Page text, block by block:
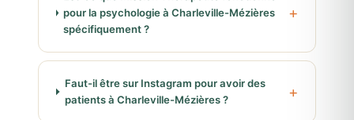
pour la psychologie à Charleville-Mézières
spécifiquement ?
Faut-il être sur Instagram pour avoir des
patients à Charleville-Mézières ?